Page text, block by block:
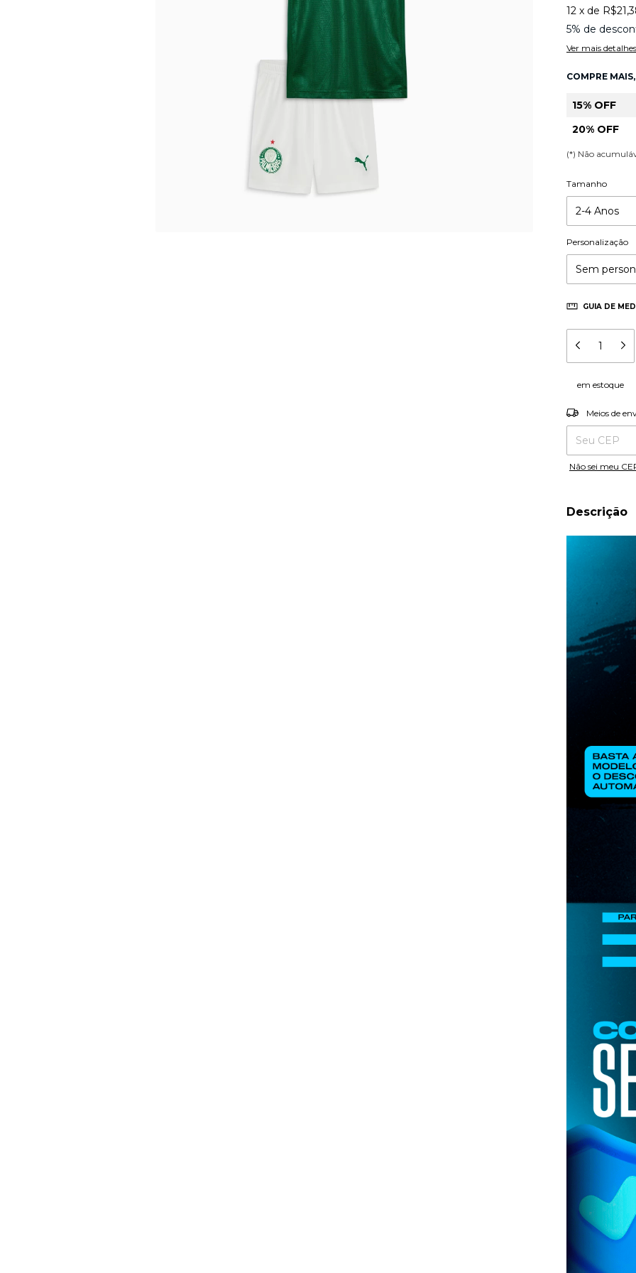
12 x de
5% de
Ver mais detalhes
COMPRE
15% OFF
20% OFF
(*) Não
Tamanho
Personalização
GUIA DE
em estoque
Entregas para o
Meios de
Não sei meu
Descrição